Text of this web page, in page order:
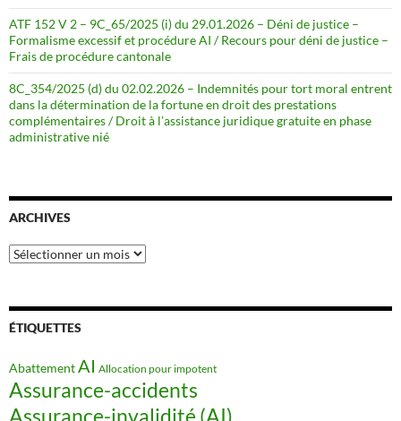
ATF 152 V 2 – 9C_65/2025 (i) du 29.01.2026 – Déni de justice –
Formalisme excessif et procédure AI / Recours pour déni de justice –
Frais de procédure cantonale
8C_354/2025 (d) du 02.02.2026 – Indemnités pour tort moral entrent
dans la détermination de la fortune en droit des prestations
complémentaires / Droit à l’assistance juridique gratuite en phase
administrative nié
ARCHIVES
Archives
ÉTIQUETTES
AbattementAI Allocation pour impotent
Assurance-accidents
Assurance-invalidité (AI)